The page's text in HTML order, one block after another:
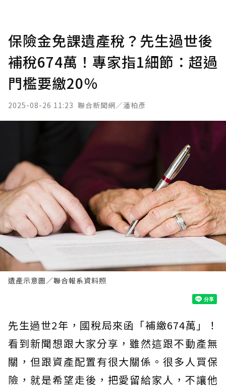
保險金免課遺產稅？先生過世後
補稅674萬！專家指1細節：超過
門檻要繳20％
2025-08-26 11:23 聯合新聞網／潘柏彥
遺產示意圖／聯合報系資料照
先生過世2年，國稅局來函「補繳674萬」！
看到新聞想跟大家分享，雖然這跟不動產無
關，但跟資產配置有很大關係。很多人買保
險，就是希望走後，把愛留給家人，不讓他